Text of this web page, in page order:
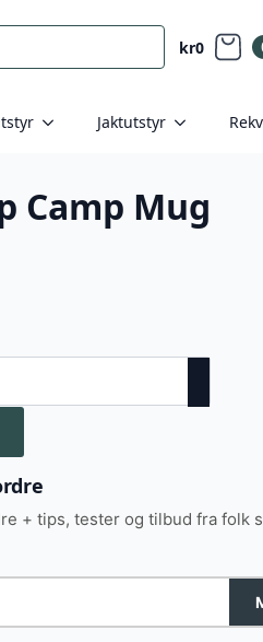
kr0
Jaktutstyr
Camp Mug
+ tips, tester og tilbud fra folk